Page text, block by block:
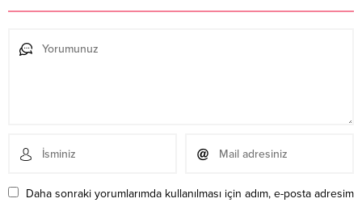
Daha sonraki yorumlarımda kullanılması için adım, e-posta adresim